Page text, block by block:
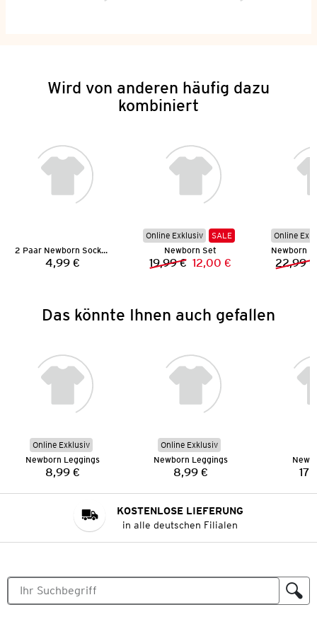
Wird von anderen häufig dazu
kombiniert
2 Paar Newborn Socken
Preis:
4,99 €
Online Exklusiv
SALE
Newborn Set
Vorheriger Preis:
19,99 € Neuer Preis:
12,00 €
Online
22,99 €
Das könnte Ihnen auch gefallen
Online Exklusiv
Newborn Leggings
Preis:
8,99 €
Online Exklusiv
Newborn Leggings
Preis:
8,99 €
KOSTENLOSE LIEFERUNG
in alle deutschen Filialen